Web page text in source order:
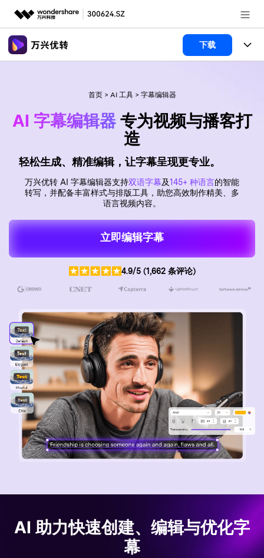
推荐产品
关于万兴
加入我们
帮助中心
客服热线：4000-300624
下载
AI 工具
音频工具
视频合并
视频压缩
视频分割
视频转GIF
HDR 视频转换器
录屏工具
视频去水印
追踪裁剪
智能抠像
DVD刻录
视频剪辑
格式转换
视频压缩
视频编辑
电脑录屏
DVD刻录
帮助中心
常见问题
使用指南
技术参数
首页> AI 工具> 字幕编辑器
AI 字幕编辑器专为视频与播客打
造
轻松生成、精准编辑，让字幕呈现更专业。
万兴优转 AI 字幕编辑器支持双语字幕及145+ 种语言的智能
转写，并配备丰富样式与排版工具，助您高效制作精美、多
语言视频内容。
立即编辑字幕
4.9/5 (1,662 条评论)
AI 助力快速创建、编辑与优化字
幕